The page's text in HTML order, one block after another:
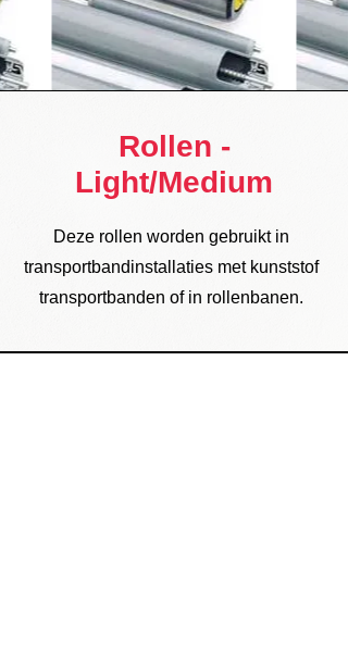
Rollen -
Light/Medium
Deze rollen worden gebruikt in
transportbandinstallaties met kunststof
transportbanden of in rollenbanen.